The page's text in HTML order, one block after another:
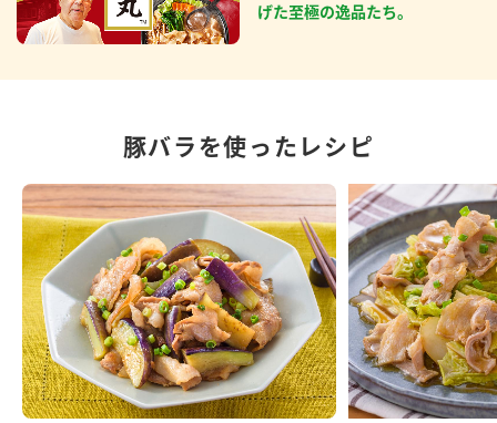
げた至極の逸品たち。
豚バラを使ったレシピ